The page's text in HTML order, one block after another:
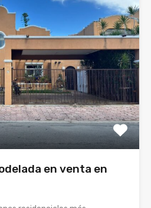
en venta en